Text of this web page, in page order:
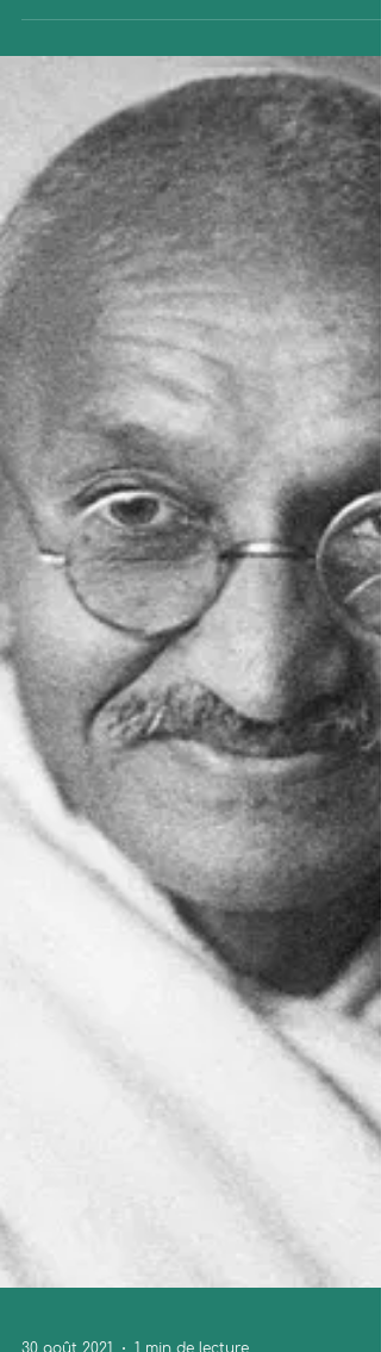
la nuit lors de notre sommeil...